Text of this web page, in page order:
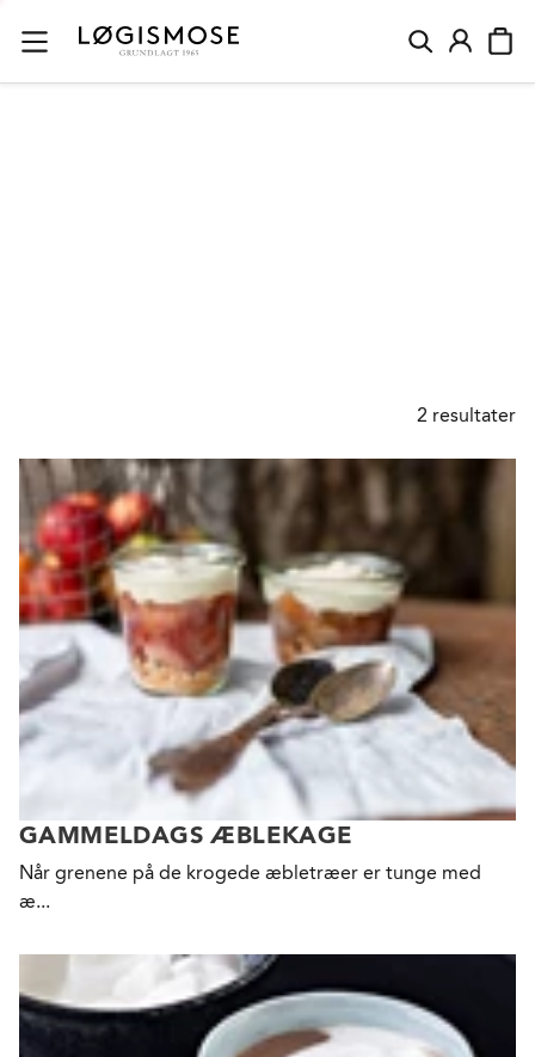
2 resultater
GAMMELDAGS ÆBLEKAGE
Når grenene på de krogede æbletræer er tunge med
æ...